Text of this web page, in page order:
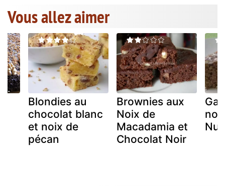
Vous allez aimer
Blondies au
chocolat blanc
et noix de
pécan
Brownies aux
Noix de
Macadamia et
Chocolat Noir